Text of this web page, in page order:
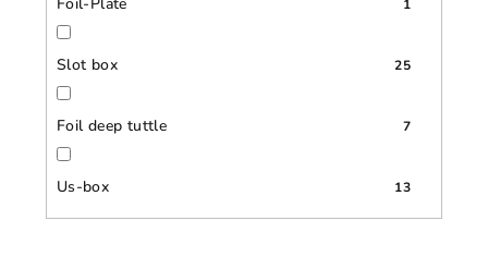
1
Slot box 25
Foil deep tuttle 7
Us-box 13